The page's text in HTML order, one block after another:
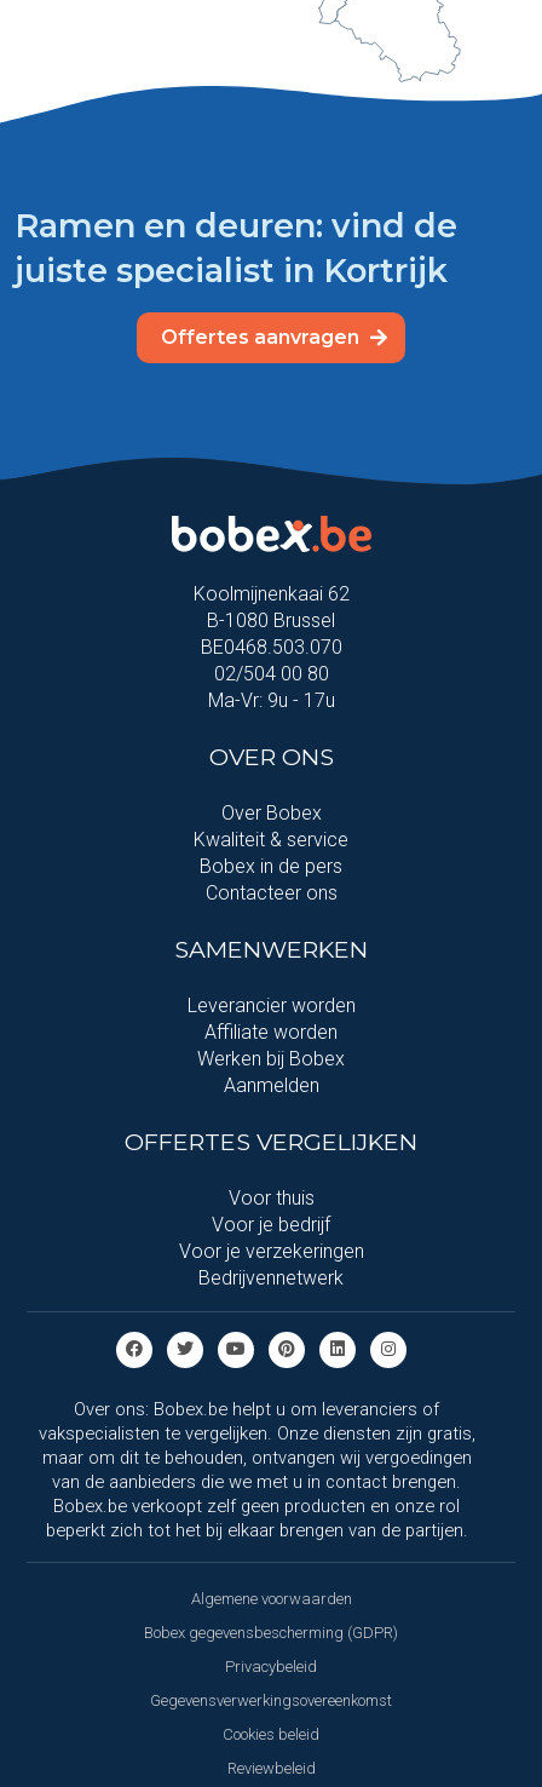
Ramen en deuren: vind de
juiste specialist in Kortrijk
Offertes aanvragen
Koolmijnenkaai 62
B-1080 Brussel
BE0468.503.070
02/504 00 80
Ma-Vr: 9u - 17u
OVER ONS
Over Bobex
Kwaliteit & service
Bobex in de pers
Contacteer ons
SAMENWERKEN
Leverancier worden
Affiliate worden
Werken bij Bobex
Aanmelden
OFFERTES VERGELIJKEN
Voor thuis
Voor je bedrijf
Voor je verzekeringen
Bedrijvennetwerk
Over ons: Bobex.be helpt u om leveranciers of
vakspecialisten te vergelijken. Onze diensten zijn gratis,
maar om dit te behouden, ontvangen wij vergoedingen
van de aanbieders die we met u in contact brengen.
Bobex.be verkoopt zelf geen producten en onze rol
beperkt zich tot het bij elkaar brengen van de partijen.
Algemene voorwaarden
Bobex gegevensbescherming (GDPR)
Privacybeleid
Gegevensverwerkingsovereenkomst
Cookies beleid
Reviewbeleid